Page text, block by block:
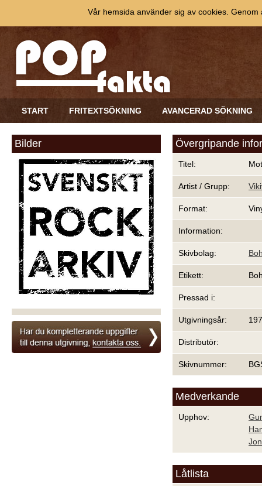
START FRITEXTSÖKNING AVANCERAD SÖKNING
Bilder Övergripande
Titel:
Artist / Grupp:
Format:
Information:
Skivbolag:
Etikett:
Pressad i:
Utgivningsår:
Distributör:
Skivnummer:
Medverkande
Upphov:
Låtlista
Vår hemsida använder sig av cookies.